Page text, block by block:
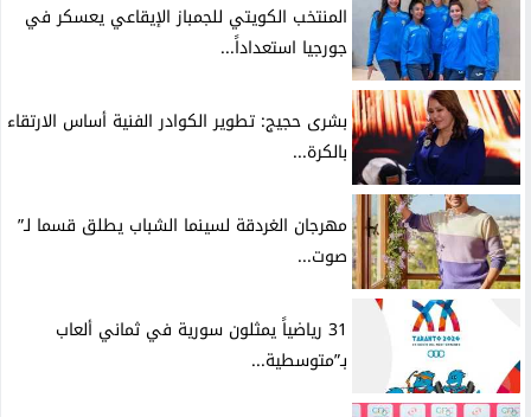
المنتخب الكويتي للجمباز الإيقاعي يعسكر في
جورجيا استعداداً...
بشرى حجيج: تطوير الكوادر الفنية أساس الارتقاء
بالكرة...
مهرجان الغردقة لسينما الشباب يطلق قسما لـ”
صوت...
31 رياضياً يمثلون سورية في ثماني ألعاب
بـ”متوسطية...